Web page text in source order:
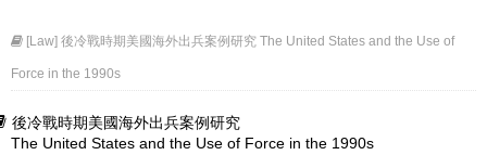
[Law] 後冷戰時期美國海外出兵案例研究 The United States and the Use of
Force in the 1990s
後冷戰時期美國海外出兵案例研究
The United States and the Use of Force in the 1990s